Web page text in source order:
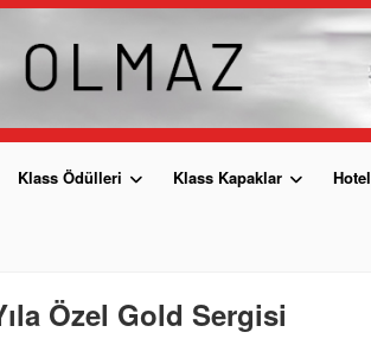
Klass Ödülleri Klass Kapaklar Hotel
Özel Gold Sergisi